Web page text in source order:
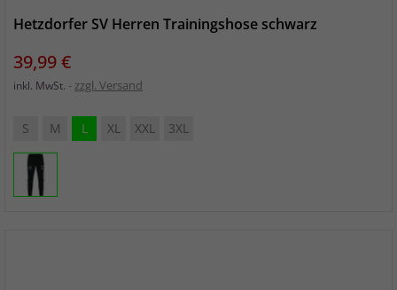
Hetzdorfer SV Herren Trainingshose schwarz
Preis
39,99 €
inkl. MwSt. zzgl. Versand
S M L XL XXL 3XL